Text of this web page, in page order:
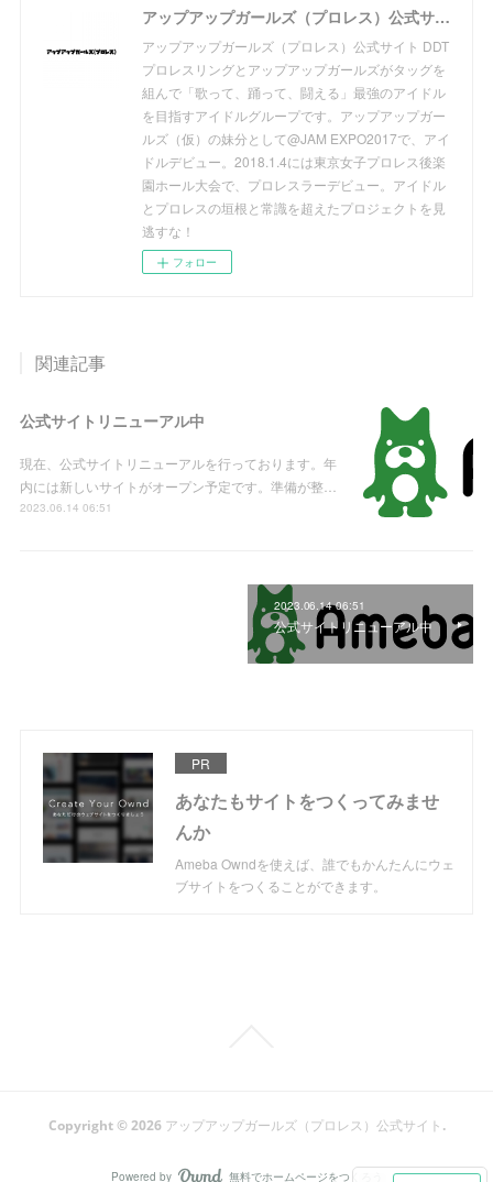
アップアップガールズ（プロレス）公式サイト
アップアップガールズ（プロレス）公式サイト DDT
プロレスリングとアップアップガールズがタッグを
組んで「歌って、踊って、闘える」最強のアイドル
を目指すアイドルグループです。アップアップガー
ルズ（仮）の妹分として@JAM EXPO2017で、アイ
ドルデビュー。2018.1.4には東京女子プロレス後楽
園ホール大会で、プロレスラーデビュー。アイドル
とプロレスの垣根と常識を超えたプロジェクトを見
逃すな！
フォロー
関連記事
公式サイトリニューアル中
現在、公式サイトリニューアルを行っております。年
内には新しいサイトがオープン予定です。準備が整…
2023.06.14 06:51
2023.06.14 06:51
公式サイトリニューアル中
PR
あなたもサイトをつくってみませ
んか
Ameba Owndを使えば、誰でもかんたんにウェ
ブサイトをつくることができます。
Copyright © 2026 アップアップガールズ（プロレス）公式サイト .
Powered by 無料でホームページをつくろう